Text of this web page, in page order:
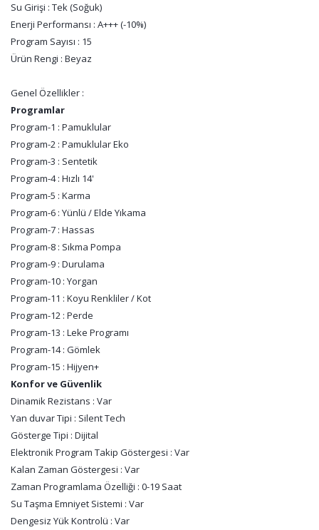
Su Girişi : Tek (Soğuk)
Enerji Performansı : A+++ (-10%)
Program Sayısı : 15
Ürün Rengi : Beyaz
Genel Özellikler :
Programlar
Program-1 : Pamuklular
Program-2 : Pamuklular Eko
Program-3 : Sentetik
Program-4 : Hızlı 14'
Program-5 : Karma
Program-6 : Yünlü / Elde Yıkama
Program-7 : Hassas
Program-8 : Sıkma Pompa
Program-9 : Durulama
Program-10 : Yorgan
Program-11 : Koyu Renkliler / Kot
Program-12 : Perde
Program-13 : Leke Programı
Program-14 : Gömlek
Program-15 : Hijyen+
Konfor ve Güvenlik
Dinamik Rezistans : Var
Yan duvar Tipi : Silent Tech
Gösterge Tipi : Dijital
Elektronik Program Takip Göstergesi : Var
Kalan Zaman Göstergesi : Var
Zaman Programlama Özelliği : 0-19 Saat
Su Taşma Emniyet Sistemi : Var
Dengesiz Yük Kontrolü : Var